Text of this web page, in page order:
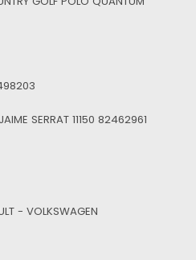
SERRAT 11150 82462961
- VOLKSWAGEN